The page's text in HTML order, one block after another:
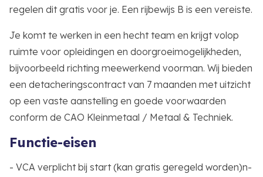
regelen dit gratis voor je. Een rijbewijs B is een vereiste.
Je komt te werken in een hecht team en krijgt volop
ruimte voor opleidingen en doorgroeimogelijkheden,
bijvoorbeeld richting meewerkend voorman. Wij bieden
een detacheringscontract van 7 maanden met uitzicht
op een vaste aanstelling en goede voorwaarden
conform de CAO Kleinmetaal / Metaal & Techniek.
Functie-eisen
- VCA verplicht bij start (kan gratis geregeld worden)n-